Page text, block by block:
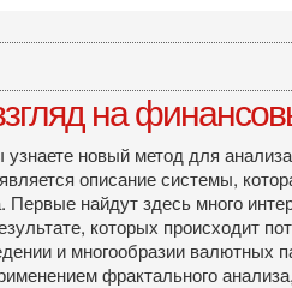
на
новый метод для
описание системы,
найдут здесь много
которых происходит
и многообразии валютных
фрактального